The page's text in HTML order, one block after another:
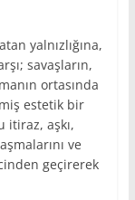
yalnızlığına,
savaşların,
ortasında
estetik bir
itiraz, aşkı,
ve
geçirerek